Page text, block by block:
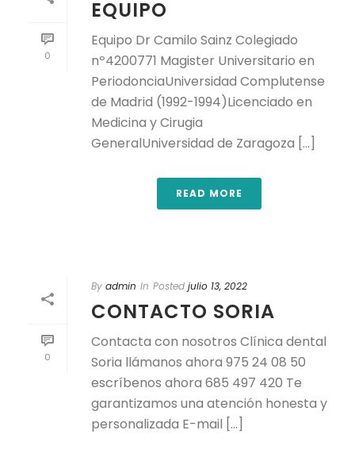
0
EQUIPO
Equipo Dr Camilo Sainz Colegiado
nº4200771 Magister Universitario en
PeriodonciaUniversidad Complutense
de Madrid (1992-1994)Licenciado en
Medicina y Cirugia
GeneralUniversidad de Zaragoza [...]
READ MORE
0
By admin In Posted julio 13, 2022
CONTACTO SORIA
Contacta con nosotros Clínica dental
Soria llámanos ahora 975 24 08 50
escríbenos ahora 685 497 420 Te
garantizamos una atención honesta y
personalizada E-mail [...]